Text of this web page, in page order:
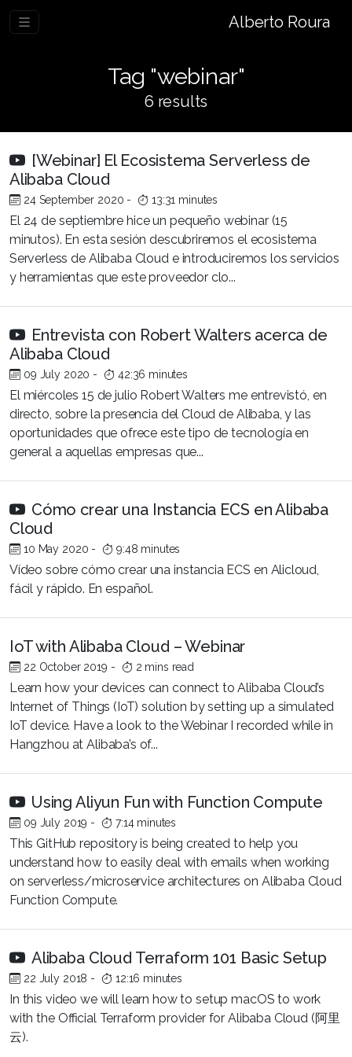
Alberto Roura
Tag "webinar"
6 results
[Webinar] El Ecosistema Serverless de
Alibaba Cloud
24 September 2020 - 13:31 minutes
El 24 de septiembre hice un pequeño webinar (15
minutos). En esta sesión descubriremos el ecosistema
Serverless de Alibaba Cloud e introduciremos los servicios
y herramientas que este proveedor clo...
Entrevista con Robert Walters acerca de
Alibaba Cloud
09 July 2020 - 42:36 minutes
El miércoles 15 de julio Robert Walters me entrevistó, en
directo, sobre la presencia del Cloud de Alibaba, y las
oportunidades que ofrece este tipo de tecnología en
general a aquellas empresas que...
Cómo crear una Instancia ECS en Alibaba
Cloud
10 May 2020 - 9:48 minutes
Vídeo sobre cómo crear una instancia ECS en Alicloud,
fácil y rápido. En español.
IoT with Alibaba Cloud – Webinar
22 October 2019 - 2 mins read
Learn how your devices can connect to Alibaba Cloud’s
Internet of Things (IoT) solution by setting up a simulated
IoT device. Have a look to the Webinar I recorded while in
Hangzhou at Alibaba’s of...
Using Aliyun Fun with Function Compute
09 July 2019 - 7:14 minutes
This GitHub repository is being created to help you
understand how to easily deal with emails when working
on serverless/microservice architectures on Alibaba Cloud
Function Compute.
Alibaba Cloud Terraform 101 Basic Setup
22 July 2018 - 12:16 minutes
In this video we will learn how to setup macOS to work
with the Official Terraform provider for Alibaba Cloud (阿里
云).